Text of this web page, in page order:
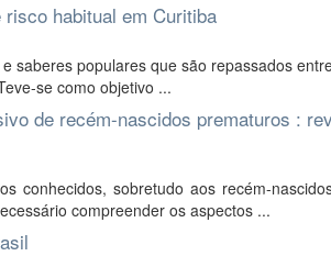
habitual em Curitiba
saberes populares que são repassados
se como objetivo ...
de recém-nascidos prematuros :
conhecidos, sobretudo aos recém-
compreender os aspectos ...